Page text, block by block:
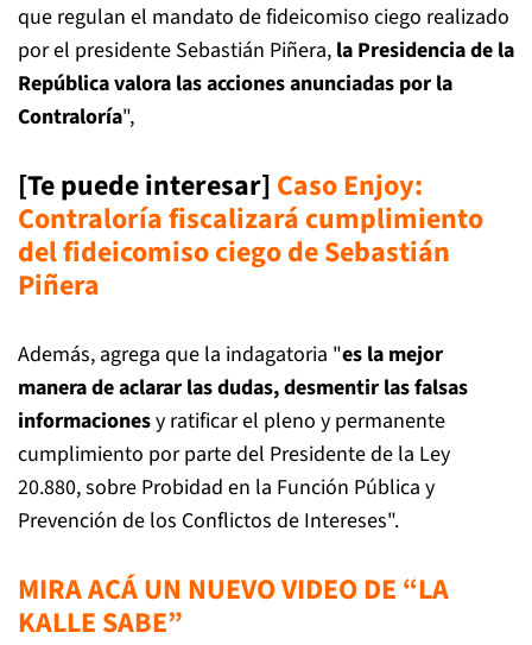
que regulan el mandato de fideicomiso ciego realizado
por el presidente Sebastián Piñera, la Presidencia de la
República valora las acciones anunciadas por la
Contraloría",
[Te puede interesar] Caso Enjoy:
Contraloría fiscalizará cumplimiento
del fideicomiso ciego de Sebastián
Piñera
Además, agrega que la indagatoria "es la mejor
manera de aclarar las dudas, desmentir las falsas
informacionesy ratificar el pleno y permanente
cumplimiento por parte del Presidente de la Ley
20.880, sobre Probidad en la Función Pública y
Prevención de los Conflictos de Intereses".
MIRA ACÁ UN NUEVO VIDEO DE “LA
KALLE SABE”